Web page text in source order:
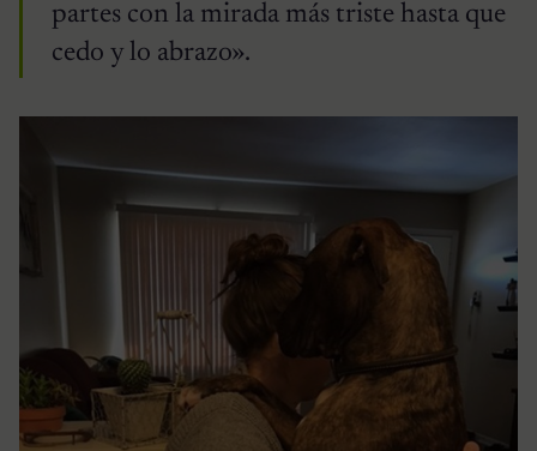
partes con la mirada más triste hasta que
cedo y lo abrazo».